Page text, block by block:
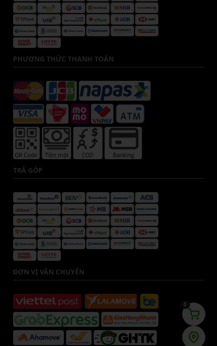
PHƯƠNG THỨC THANH TOÁN
TRẢ GÓP
ĐƠN VỊ VẬN CHUYỂN
0